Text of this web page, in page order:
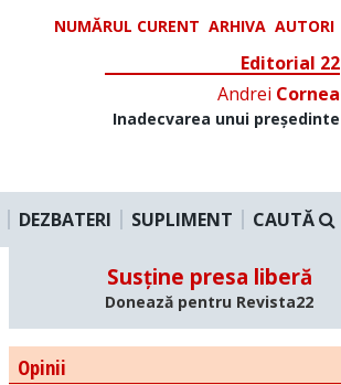
NUMĂRUL CURENT ARHIVA AUTORI
Editorial 22
Andrei Cornea
Inadecvarea unui președinte
DEZBATERI SUPLIMENT CAUTĂ
Susține presa liberă
Donează pentru Revista22
Opinii